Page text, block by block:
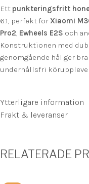
Ett punkteringsfritt
6.1, perfekt förXiaomi
Pro2, Ewheels E2S och
Konstruktionen med
genomgående hål ger
underhållsfri
Ytterligare information
Frakt & leveranser
RELATERADE